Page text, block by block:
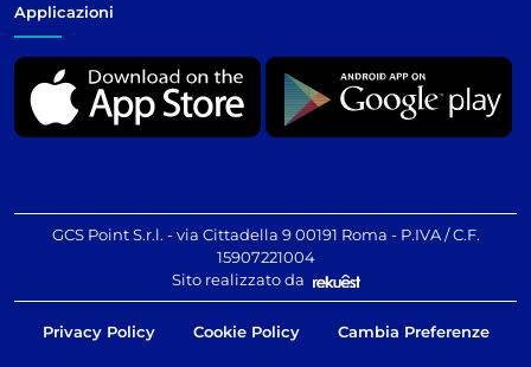
Applicazioni
GCS Point S.r.l. - via Cittadella 9 00191 Roma - P.IVA / C.F.
15907221004
Sito realizzato da
Privacy Policy Cookie Policy Cambia Preferenze